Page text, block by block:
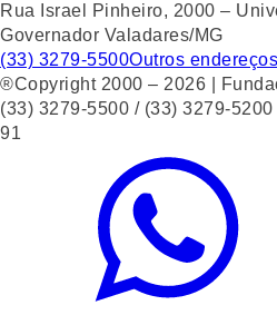
Rua Israel Pinheiro, 2000 –
Governador Valadares/MG
(33) 3279-5500Outros endereços
®Copyright 2000 – 2026 |
(33) 3279-5500 / (33) 3279-
91